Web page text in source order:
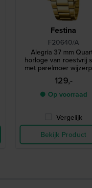
Festina
F20640/A
Alegria 37 mm
horloge van roestvrij
met parelmoer
129,-
● Op voorraad
Vergelijk
Bekijk Product